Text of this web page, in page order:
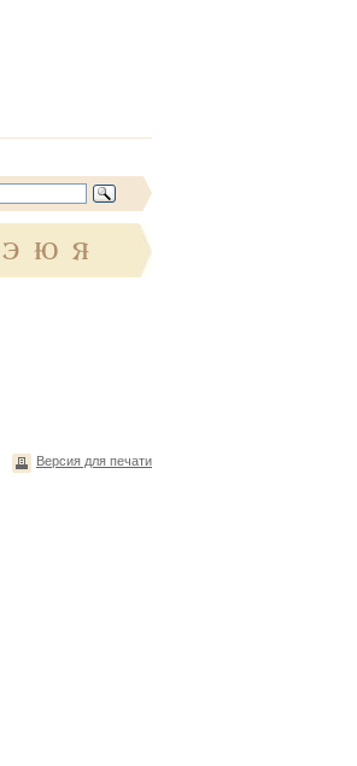
Э Ю Я
Версия для печати